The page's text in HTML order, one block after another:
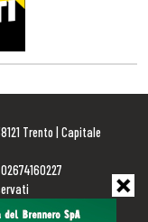
Trento | Capitale